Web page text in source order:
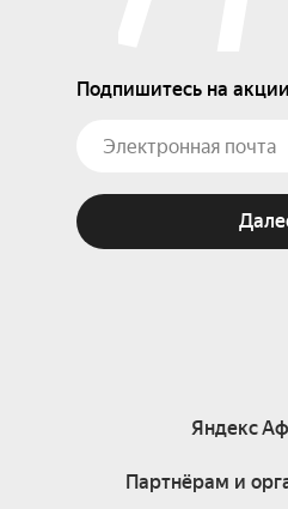
Подпишитесь на
Яндекс
Партнёрам и